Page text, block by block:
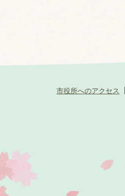
市役所へのアクセス